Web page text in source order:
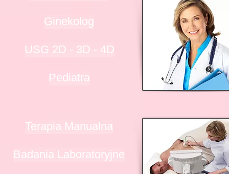
Ginekolog
USG 2D - 3D - 4D
Pediatra
Terapia Manualna
Badania Laboratoryjne